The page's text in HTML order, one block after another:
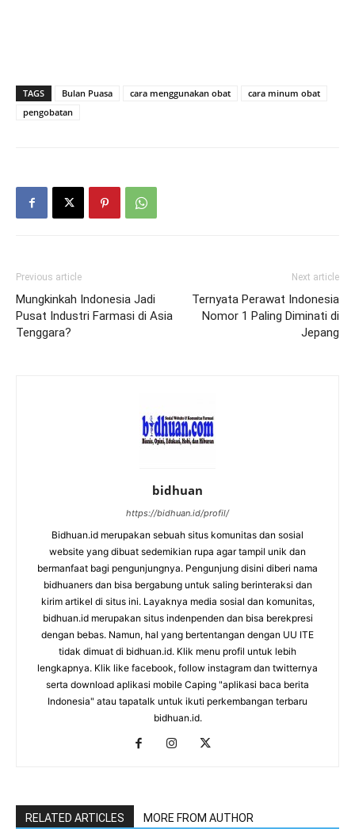
TAGS Bulan Puasa cara menggunakan obat
cara minum obat
pengobatan
Previous article
Mungkinkah Indonesia Jadi
Pusat Industri Farmasi di Asia
Tenggara?
Next article
Ternyata Perawat Indonesia
Nomor 1 Paling Diminati di
Jepang
bidhuan
https://bidhuan.id/profil/
Bidhuan.id merupakan sebuah situs komunitas dan sosial
website yang dibuat sedemikian rupa agar tampil unik dan
bermanfaat bagi pengunjungnya. Pengunjung disini diberi nama
bidhuaners dan bisa bergabung untuk saling berinteraksi dan
kirim artikel di situs ini. Layaknya media sosial dan komunitas,
bidhuan.id merupakan situs indenpenden dan bisa berekpresi
dengan bebas. Namun, hal yang bertentangan dengan UU ITE
tidak dimuat di bidhuan.id. Klik menu profil untuk lebih
lengkapnya. Klik like facebook, follow instagram dan twitternya
serta download aplikasi mobile Caping "aplikasi baca berita
Indonesia" atau tapatalk untuk ikuti perkembangan terbaru
bidhuan.id.
RELATED ARTICLES MORE FROM AUTHOR